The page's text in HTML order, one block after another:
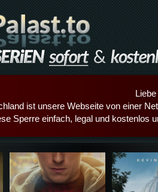
ist unsere Webseite von einer
Sperre einfach, legal und kostenlos
Details,Play